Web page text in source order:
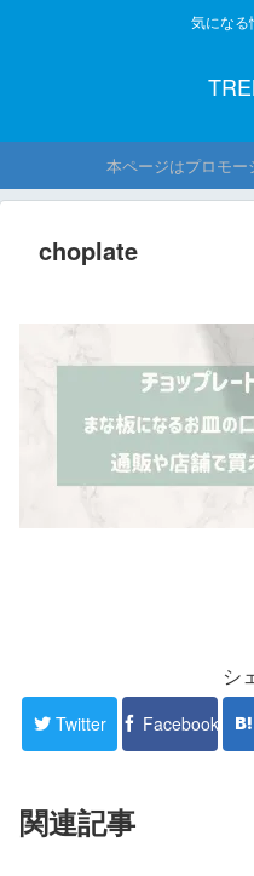
気になる
本ページはプロモー
choplate
シ
Twitter Facebook
関連記事